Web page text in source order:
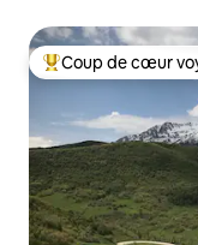
Coups de cœur
Coup de cœur